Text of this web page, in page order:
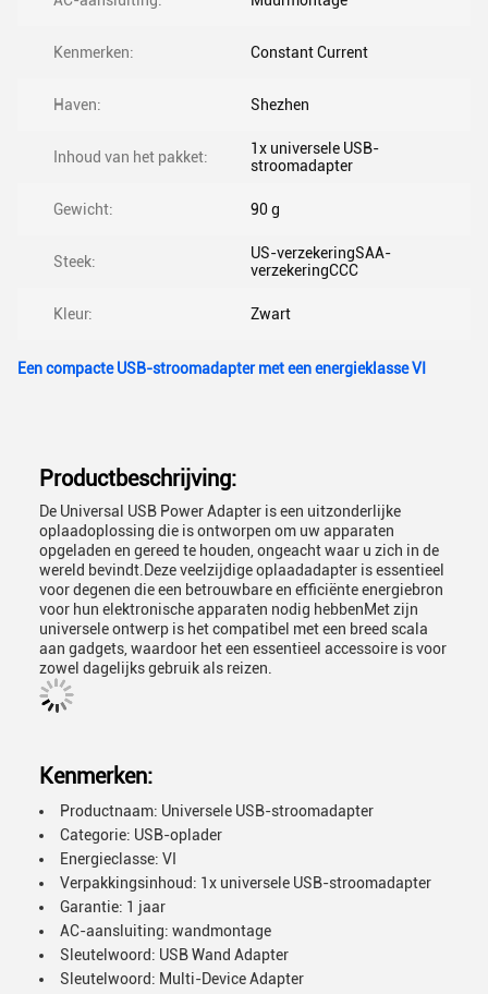
Kenmerken: Constant Current
Haven: Shezhen
Inhoud van het pakket:
1x universele USB-
stroomadapter
Gewicht: 90 g
Steek:
US-verzekeringSAA-
verzekeringCCC
Kleur: Zwart
Een compacte USB-stroomadapter met een energieklasse VI
Productbeschrijving:
De Universal USB Power Adapter is een uitzonderlijke
oplaadoplossing die is ontworpen om uw apparaten
opgeladen en gereed te houden, ongeacht waar u zich in de
wereld bevindt.Deze veelzijdige oplaadadapter is essentieel
voor degenen die een betrouwbare en efficiënte energiebron
voor hun elektronische apparaten nodig hebbenMet zijn
universele ontwerp is het compatibel met een breed scala
aan gadgets, waardoor het een essentieel accessoire is voor
zowel dagelijks gebruik als reizen.
Kenmerken:
Productnaam: Universele USB-stroomadapter
Categorie: USB-oplader
Energieclasse: VI
Verpakkingsinhoud: 1x universele USB-stroomadapter
Garantie: 1 jaar
AC-aansluiting: wandmontage
Sleutelwoord: USB Wand Adapter
Sleutelwoord: Multi-Device Adapter